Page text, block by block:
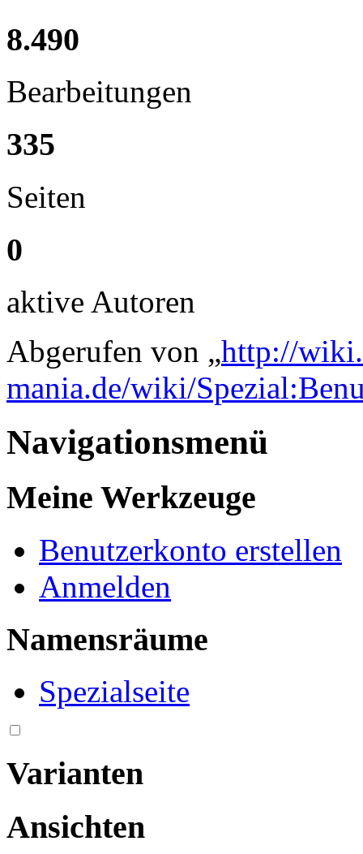
8.490
Bearbeitungen
335
Seiten
0
aktive Autoren
Abgerufen von „http://
mania.de/wiki/
Navigationsmenü
Meine Werkzeuge
Benutzerkonto erstellen
Anmelden
Namensräume
Spezialseite
Varianten
Ansichten